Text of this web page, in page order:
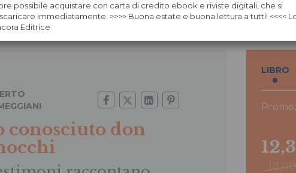
conosciuto don
LIBRO
possibile acquistare con carta di credito ebook e riviste digitali, che si
immediatamente. >>>> Buona estate e buona lettura a tutti! <<<<
Editrice